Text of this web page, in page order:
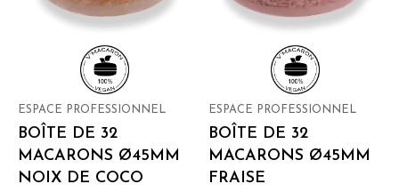
ESPACE PROFESSIONNEL
BOÎTE DE 32
MACARONS Ø45MM
NOIX DE COCO
ESPACE PROFESSIONNEL
BOÎTE DE 32
MACARONS Ø45MM
FRAISE